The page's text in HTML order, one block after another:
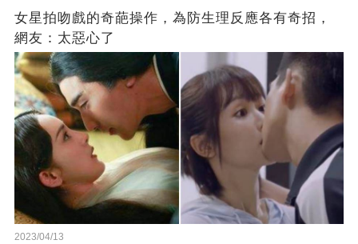
女星拍吻戲的奇葩操作，為防生理反應各有奇招，
網友：太惡心了
2023/04/13